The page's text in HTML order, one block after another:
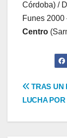
Córdoba) /
Funes 2000
Centro
TRAS UN
LUCHA POR